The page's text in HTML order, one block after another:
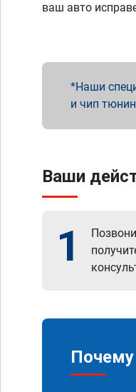
ваш авто
Наши
и чип
Ваши
1